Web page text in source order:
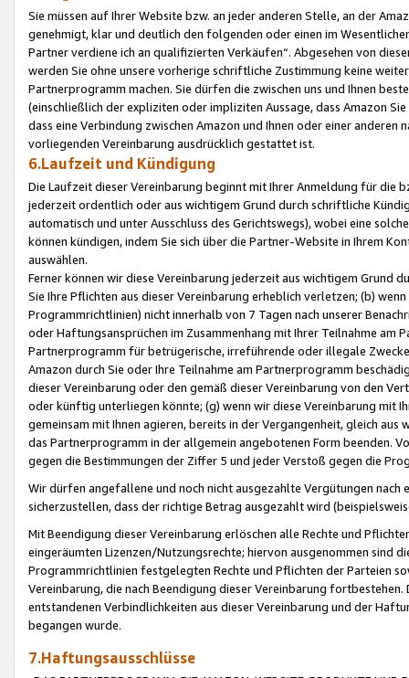
Sie müssen auf Ihrer Website bzw. an jeder anderen Stelle, an der
genehmigt, klar und deutlich den folgenden oder einen im
Partner verdiene ich an qualifizierten Verkäufen“. Abgesehen von
werden Sie ohne unsere vorherige schriftliche Zustimmung keine
Partnerprogramm machen. Sie dürfen die zwischen uns und Ihnen
(einschließlich der expliziten oder impliziten Aussage, dass Amazon
dass eine Verbindung zwischen Amazon und Ihnen oder einer
vorliegenden Vereinbarung ausdrücklich gestattet ist.
6.Laufzeit und Kündigung
Die Laufzeit dieser Vereinbarung beginnt mit Ihrer Anmeldung für die
jederzeit ordentlich oder aus wichtigem Grund durch schriftliche
automatisch und unter Ausschluss des Gerichtswegs), wobei eine
können kündigen, indem Sie sich über die Partner-Website in Ihrem
auswählen.
Ferner können wir diese Vereinbarung jederzeit aus wichtigem Grund
Sie Ihre Pflichten aus dieser Vereinbarung erheblich verletzen; (b)
Programmrichtlinien) nicht innerhalb von 7 Tagen nach unserer
oder Haftungsansprüchen im Zusammenhang mit Ihrer Teilnahme am
Partnerprogramm für betrügerische, irreführende oder illegale
Amazon durch Sie oder Ihre Teilnahme am Partnerprogramm
dieser Vereinbarung oder den gemäß dieser Vereinbarung von den
oder künftig unterliegen könnte; (g) wenn wir diese Vereinbarung mit
gemeinsam mit Ihnen agieren, bereits in der Vergangenheit, gleich
das Partnerprogramm in der allgemein angebotenen Form beenden.
gegen die Bestimmungen der Ziffer 5 und jeder Verstoß gegen die
Wir dürfen angefallene und noch nicht ausgezahlte Vergütungen
sicherzustellen, dass der richtige Betrag ausgezahlt wird
Mit Beendigung dieser Vereinbarung erlöschen alle Rechte und
eingeräumten Lizenzen/Nutzungsrechte; hiervon ausgenommen sind
Programmrichtlinien festgelegten Rechte und Pflichten der Parteien
Vereinbarung, die nach Beendigung dieser Vereinbarung
entstandenen Verbindlichkeiten aus dieser Vereinbarung und der
begangen wurde.
7.Haftungsausschlüsse